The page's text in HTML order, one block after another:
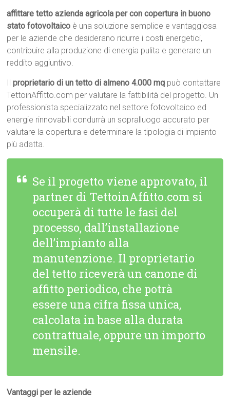
affittare tetto azienda agricola per con copertura in buono
stato fotovoltaico è una soluzione semplice e vantaggiosa
per le aziende che desiderano ridurre i costi energetici,
contribuire alla produzione di energia pulita e generare un
reddito aggiuntivo.
Ilproprietario di un tetto di almeno 4.000 mq può contattare
TettoinAffitto.com per valutare la fattibilità del progetto. Un
professionista specializzato nel settore fotovoltaico ed
energie rinnovabili condurrà un sopralluogo accurato per
valutare la copertura e determinare la tipologia di impianto
più adatta.
Se il progetto viene approvato, il
partner di TettoinAffitto.com si
occuperà di tutte le fasi del
processo, dall’installazione
dell’impianto alla
manutenzione. Il proprietario
del tetto riceverà un canone di
affitto periodico, che potrà
essere una cifra fissa unica,
calcolata in base alla durata
contrattuale, oppure un importo
mensile.
Vantaggi per le aziende